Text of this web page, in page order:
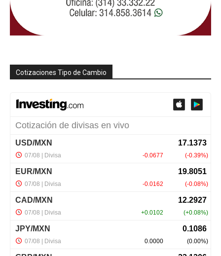
Cotizaciones Tipo de Cambio